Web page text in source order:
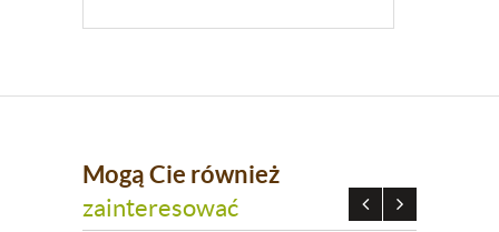
Mogą Cie również
zainteresować